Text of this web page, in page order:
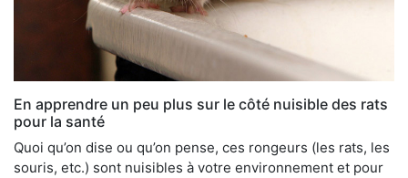
En apprendre un peu plus sur le côté nuisible des rats
pour la santé
Quoi qu’on dise ou qu’on pense, ces rongeurs (les rats, les
souris, etc.) sont nuisibles à votre environnement et pour